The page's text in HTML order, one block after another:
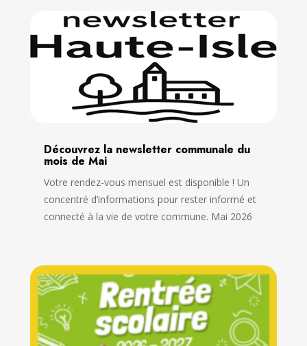
Découvrez la newsletter communale du
mois de Mai
Votre rendez-vous mensuel est disponible ! Un
concentré d’informations pour rester informé et
connecté à la vie de votre commune. Mai 2026